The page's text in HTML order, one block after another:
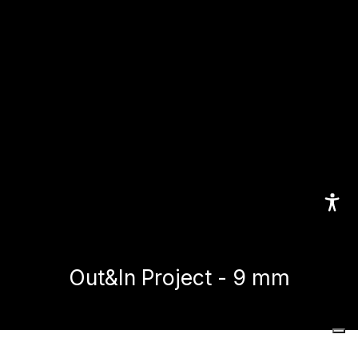
Out&In Project - 9 mm